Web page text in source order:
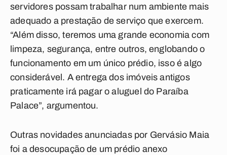
servidores possam trabalhar num ambiente mais
adequado a prestação de serviço que exercem.
“Além disso, teremos uma grande economia com
limpeza, segurança, entre outros, englobando o
funcionamento em um único prédio, isso é algo
considerável. A entrega dos imóveis antigos
praticamente irá pagar o aluguel do Paraíba
Palace”, argumentou.
Outras novidades anunciadas por Gervásio Maia
foi a desocupação de um prédio anexo